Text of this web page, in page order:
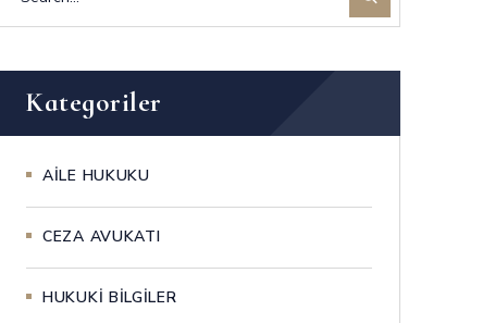
Kategoriler
AİLE HUKUKU
CEZA AVUKATI
HUKUKİ BİLGİLER